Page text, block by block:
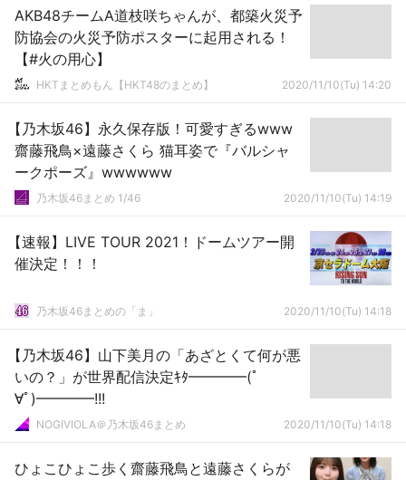
AKB48チームA道枝咲ちゃんが、都築火災予
防協会の火災予防ポスターに起用される！
【#火の用心】
HKTまとめもん【HKT48のまとめ】 2020/11/10(Tu) 14:20
【乃木坂46】永久保存版！可愛すぎるwww
齋藤飛鳥×遠藤さくら 猫耳姿で『バルシャ
ークポーズ』wwwwww
乃木坂46まとめ 1/46 2020/11/10(Tu) 14:19
【速報】LIVE TOUR 2021！ドームツアー開
催決定！！！
乃木坂46まとめの「ま」 2020/11/10(Tu) 14:18
【乃木坂46】山下美月の「あざとくて何が悪
いの？」が世界配信決定ｷﾀ━━━━(ﾟ
∀ﾟ)━━━━!!!
NOGIVIOLA＠乃木坂46まとめ 2020/11/10(Tu) 14:18
ひょこひょこ歩く齋藤飛鳥と遠藤さくらが